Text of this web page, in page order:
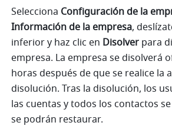
Selecciona Configuración de la
Información de la empresa,
inferior y haz clic en Disolver para
empresa. La empresa se disolverá
horas después de que se realice la
disolución. Tras la disolución, los
las cuentas y todos los contactos
se podrán restaurar.